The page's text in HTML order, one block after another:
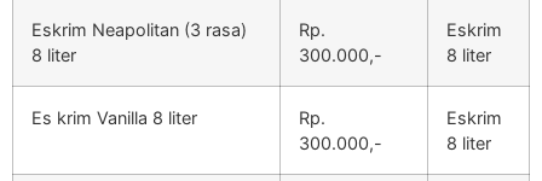
Eskrim Neapolitan (3 rasa)
8 liter
Rp.
300.000,-
Eskrim
8 liter
Es krim Vanilla 8 liter
Rp.
300.000,-
Eskrim
8 liter